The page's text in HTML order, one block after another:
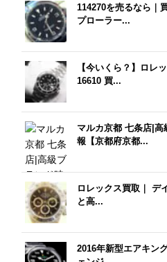
114270を売るなら｜
プローラー...
【今いくら？】ロレ
16610 買...
マルカ京都 七条店|
報【京都府京都...
ロレックス買取｜ デ
と高...
2016年新型エアキン